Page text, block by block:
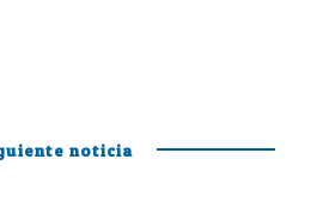
noticia